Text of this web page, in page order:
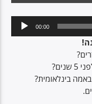
CURRENT SHOW
09:00
Audio
Player
00:00
בינלאומית?